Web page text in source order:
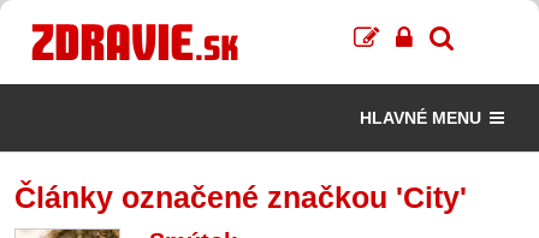
HLAVNÉ MENU
Články označené značkou 'City'